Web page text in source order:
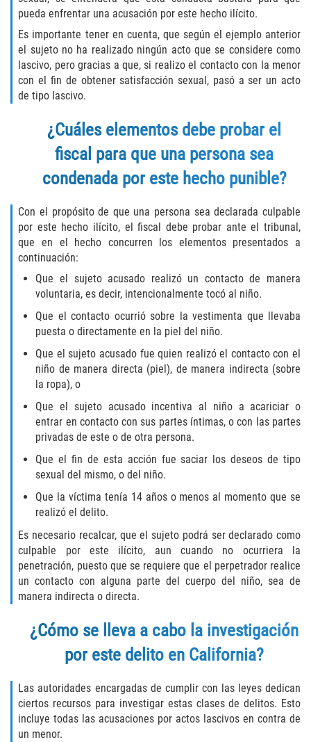
Delitos de Cuello Blanco
Apropiación Indebida de Fondos
Públicos
Presentación de Documentos Falsos
Robo de Identidad
Falsificación o Alteración de una
Delitos de Drogas
Fabricación de Drogas
Leyes sobre Marihuana en California
Posesión de Marihuana para la Venta
Posesión De Parafernalia De Drogas
Posesión de Sustancias Controladas
Controlada para la Venta
Posesión de Marihuana
Posesión De Metanfetamina
Programa de Desviación Previo al
Juicio
Transporte De Sustancias
Controladas Para La Venta
Delitos de Fraude
pueda enfrentar una acusación por este hecho ilícito.
Es importante tener en cuenta, que según el ejemplo anterior
el sujeto no ha realizado ningún acto que se considere como
lascivo, pero gracias a que, si realizo el contacto con la menor
con el fin de obtener satisfacción sexual, pasó a ser un acto
de tipo lascivo.
¿Cuáles elementos debe probar el
fiscal para que una persona sea
condenada por este hecho punible?
Con el propósito de que una persona sea declarada culpable
por este hecho ilícito, el fiscal debe probar ante el tribunal,
que en el hecho concurren los elementos presentados a
continuación:
Que el sujeto acusado realizó un contacto de manera
voluntaria, es decir, intencionalmente tocó al niño.
Que el contacto ocurrió sobre la vestimenta que llevaba
puesta o directamente en la piel del niño.
Que el sujeto acusado fue quien realizó el contacto con el
niño de manera directa (piel), de manera indirecta (sobre
la ropa), o
Que el sujeto acusado incentiva al niño a acariciar o
entrar en contacto con sus partes íntimas, o con las partes
privadas de este o de otra persona.
Que el fin de esta acción fue saciar los deseos de tipo
sexual del mismo, o del niño.
Que la víctima tenía 14 años o menos al momento que se
realizó el delito.
Es necesario recalcar, que el sujeto podrá ser declarado como
culpable por este ilícito, aun cuando no ocurriera la
penetración, puesto que se requiere que el perpetrador realice
un contacto con alguna parte del cuerpo del niño, sea de
manera indirecta o directa.
¿Cómo se lleva a cabo la investigación
por este delito en California?
Las autoridades encargadas de cumplir con las leyes dedican
ciertos recursos para investigar estas clases de delitos. Esto
incluye todas las acusaciones por actos lascivos en contra de
un menor.